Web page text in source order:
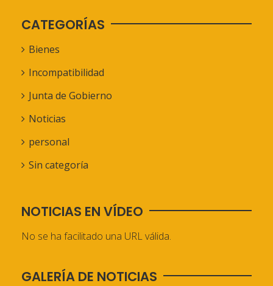
CATEGORÍAS
Bienes
Incompatibilidad
Junta de Gobierno
Noticias
personal
Sin categoría
NOTICIAS EN VÍDEO
No se ha facilitado una URL válida.
GALERÍA DE NOTICIAS